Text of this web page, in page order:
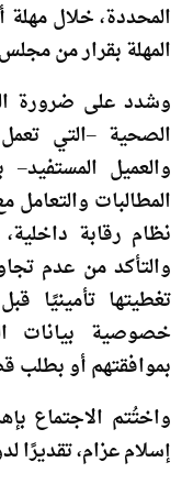
المهلة بقرار من
وشدد على ضرورة
الصحية –التي
والعميل
المطالبات
نظام رقابة
والتأكد من عدم
تغطيتها تأمينيًا
خصوصية بيانات
بموافقتهم أو بطلب
واختُتم الاجتماع
إسلام عزام، تقديرًا